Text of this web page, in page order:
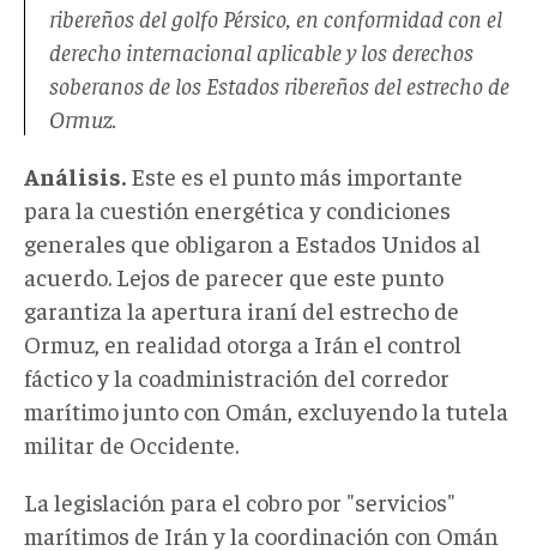
ribereños del golfo Pérsico, en conformidad con el
derecho internacional aplicable y los derechos
soberanos de los Estados ribereños del estrecho de
Ormuz.
Análisis. Este es el punto más importante
para la cuestión energética y condiciones
generales que obligaron a Estados Unidos al
acuerdo. Lejos de parecer que este punto
garantiza la apertura iraní del estrecho de
Ormuz, en realidad otorga a Irán el control
fáctico y la coadministración del corredor
marítimo junto con Omán, excluyendo la tutela
militar de Occidente.
La legislación para el cobro por "servicios"
marítimos de Irán y la coordinación con Omán